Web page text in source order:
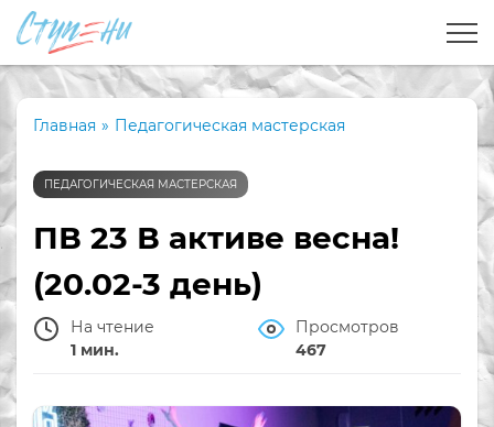
Главная » Педагогическая мастерская
ПЕДАГОГИЧЕСКАЯ МАСТЕРСКАЯ
ПВ 23 В активе весна!
(20.02-3 день)
На чтение
1 мин.
Просмотров
467